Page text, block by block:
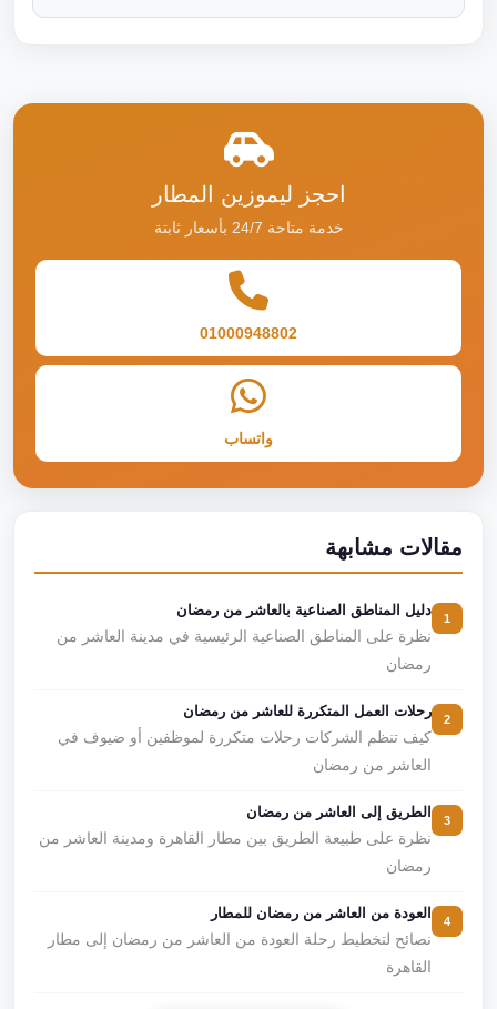
احجز ليموزين المطار
خدمة متاحة 24/7 بأسعار ثابتة
01000948802
واتساب
مقالات مشابهة
دليل المناطق الصناعية بالعاشر من رمضان
نظرة على المناطق الصناعية الرئيسية في مدينة العاشر من
رمضان
رحلات العمل المتكررة للعاشر من رمضان
كيف تنظم الشركات رحلات متكررة لموظفين أو ضيوف في
العاشر من رمضان
الطريق إلى العاشر من رمضان
نظرة على طبيعة الطريق بين مطار القاهرة ومدينة العاشر من
رمضان
العودة من العاشر من رمضان للمطار
نصائح لتخطيط رحلة العودة من العاشر من رمضان إلى مطار
القاهرة